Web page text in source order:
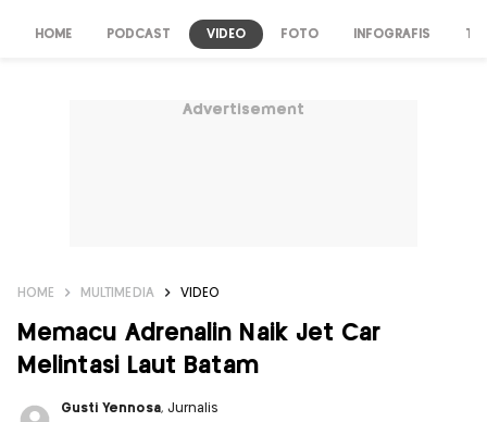
HOME PODCAST VIDEO FOTO INFOGRAFIS TV
Advertisement
HOME MULTIMEDIA VIDEO
Memacu Adrenalin Naik Jet Car
Melintasi Laut Batam
Gusti Yennosa, Jurnalis